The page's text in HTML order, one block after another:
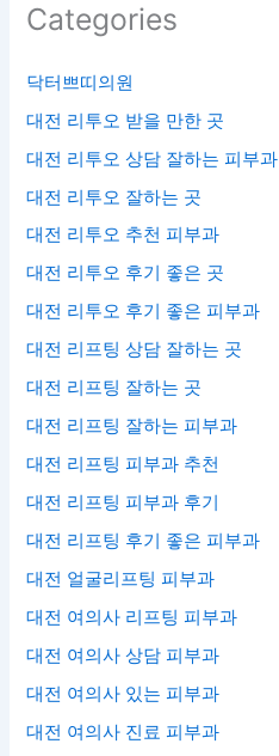
Categories
닥터쁘띠의원
대전 리투오 받을 만한 곳
대전 리투오 상담 잘하는 피부과
대전 리투오 잘하는 곳
대전 리투오 추천 피부과
대전 리투오 후기 좋은 곳
대전 리투오 후기 좋은 피부과
대전 리프팅 상담 잘하는 곳
대전 리프팅 잘하는 곳
대전 리프팅 잘하는 피부과
대전 리프팅 피부과 추천
대전 리프팅 피부과 후기
대전 리프팅 후기 좋은 피부과
대전 얼굴리프팅 피부과
대전 여의사 리프팅 피부과
대전 여의사 상담 피부과
대전 여의사 있는 피부과
대전 여의사 진료 피부과